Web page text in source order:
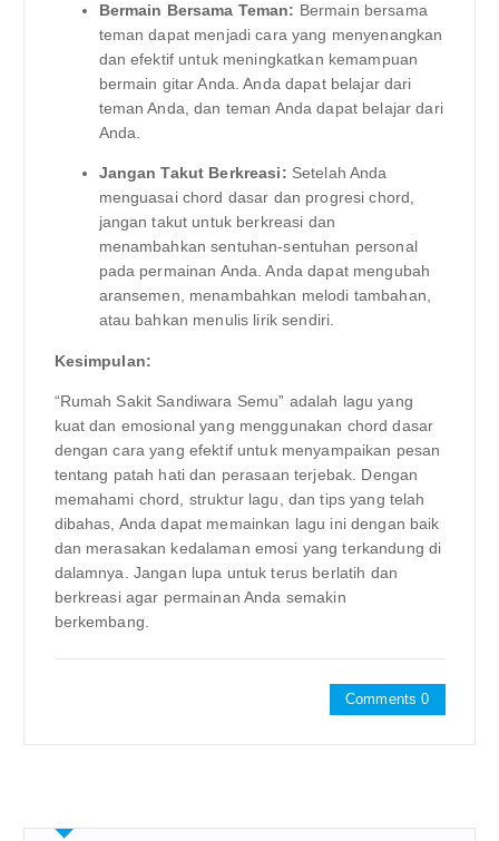
Bermain Bersama Teman: Bermain bersama
teman dapat menjadi cara yang menyenangkan
dan efektif untuk meningkatkan kemampuan
bermain gitar Anda. Anda dapat belajar dari
teman Anda, dan teman Anda dapat belajar dari
Anda.
Jangan Takut Berkreasi: Setelah Anda
menguasai chord dasar dan progresi chord,
jangan takut untuk berkreasi dan
menambahkan sentuhan-sentuhan personal
pada permainan Anda. Anda dapat mengubah
aransemen, menambahkan melodi tambahan,
atau bahkan menulis lirik sendiri.
Kesimpulan:
“Rumah Sakit Sandiwara Semu” adalah lagu yang
kuat dan emosional yang menggunakan chord dasar
dengan cara yang efektif untuk menyampaikan pesan
tentang patah hati dan perasaan terjebak. Dengan
memahami chord, struktur lagu, dan tips yang telah
dibahas, Anda dapat memainkan lagu ini dengan baik
dan merasakan kedalaman emosi yang terkandung di
dalamnya. Jangan lupa untuk terus berlatih dan
berkreasi agar permainan Anda semakin
berkembang.
Comments 0